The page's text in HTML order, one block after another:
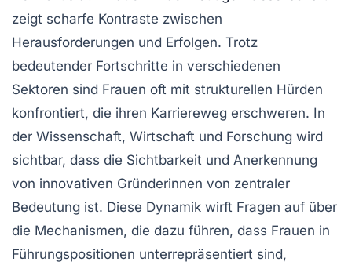
zeigt scharfe Kontraste zwischen
Herausforderungen und Erfolgen. Trotz
bedeutender Fortschritte in verschiedenen
Sektoren sind Frauen oft mit strukturellen Hürden
konfrontiert, die ihren Karriereweg erschweren. In
der Wissenschaft, Wirtschaft und Forschung wird
sichtbar, dass die Sichtbarkeit und Anerkennung
von innovativen Gründerinnen von zentraler
Bedeutung ist. Diese Dynamik wirft Fragen auf über
die Mechanismen, die dazu führen, dass Frauen in
Führungspositionen unterrepräsentiert sind,